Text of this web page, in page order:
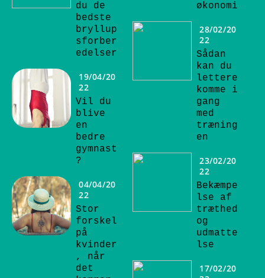
du de
bedste
bryllup
sforber
edelser
19/04/20
22
Vil du
blive
en
bedre
gymnast
?
04/04/20
22
Stor
forskel
på
kvinder
, når
det
økonomi
28/02/20
22
Sådan
kan du
lettere
komme i
gang
med
træning
en
23/02/20
22
Bekæmpe
lse af
træthed
og
udmatte
lse
17/02/20